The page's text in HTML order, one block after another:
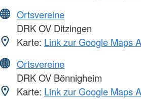
Ortsvereine
DRK OV Ditzingen
Karte: Link zur Google Maps
Ortsvereine
DRK OV Bönnigheim
Karte: Link zur Google Maps